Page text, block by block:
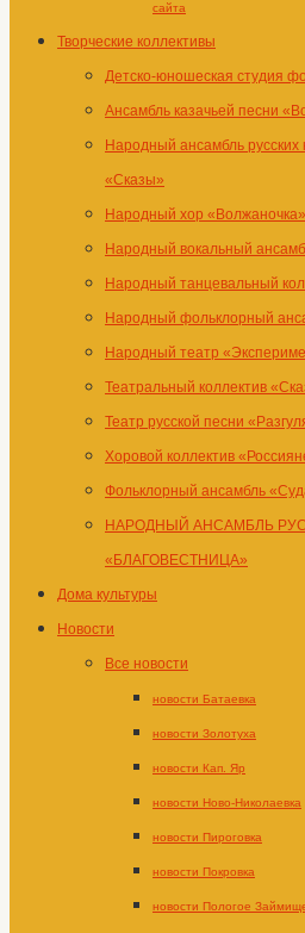
сайта
Творческие коллективы
Детско-юношеская студия
Ансамбль казачьей песни
Народный ансамбль
«Сказы»
Народный хор «Волжаночка»
Народный вокальный
Народный танцевальный
Народный фольклорный
Народный театр
Театральный коллектив
Театр русской песни
Хоровой коллектив
Фольклорный ансамбль
НАРОДНЫЙ АНСАМБЛЬ
«БЛАГОВЕСТНИЦА»
Дома культуры
Новости
Все новости
новости Батаевка
новости Золотуха
новости Кап. Яр
новости Ново-Николаевка
новости Пироговка
новости Покровка
новости Пологое